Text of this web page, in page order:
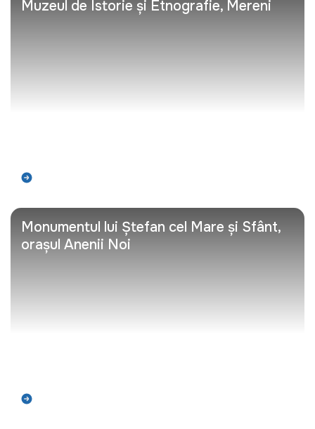
Muzeul de Istorie și Etnografie, Mereni
Monumentul lui Ștefan cel Mare și Sfânt,
orașul Anenii Noi